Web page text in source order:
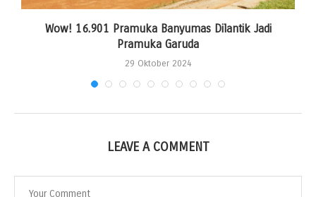
Wow! 16.901 Pramuka Banyumas Dilantik Jadi
Pramuka Garuda
29 Oktober 2024
LEAVE A COMMENT